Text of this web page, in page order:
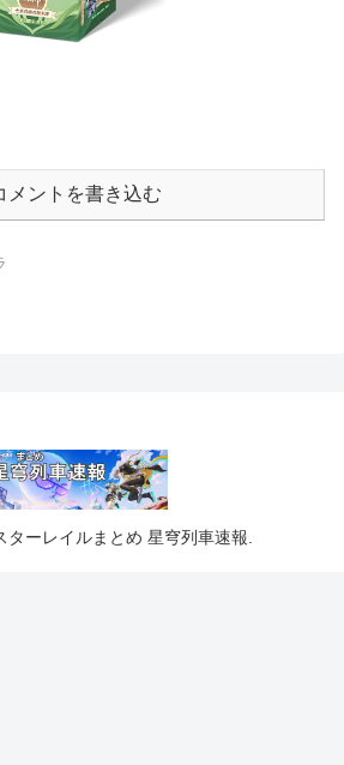
メントを書き込む
ーレイルまとめ 星穹列車速報.